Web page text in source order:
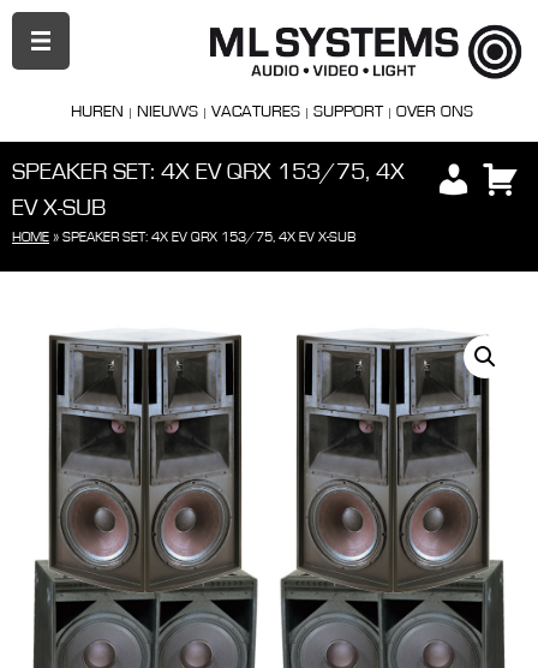
HUREN NIEUWS VACATURES SUPPORT OVER ONS
PRIMAIR
MENU
SPEAKER SET: 4X EV QRX 153/75, 4X
EV X-SUB
HOME » SPEAKER SET: 4X EV QRX 153/75, 4X EV X-SUB